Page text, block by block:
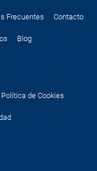
Frecuentes Contacto
Blog
Política de Cookies